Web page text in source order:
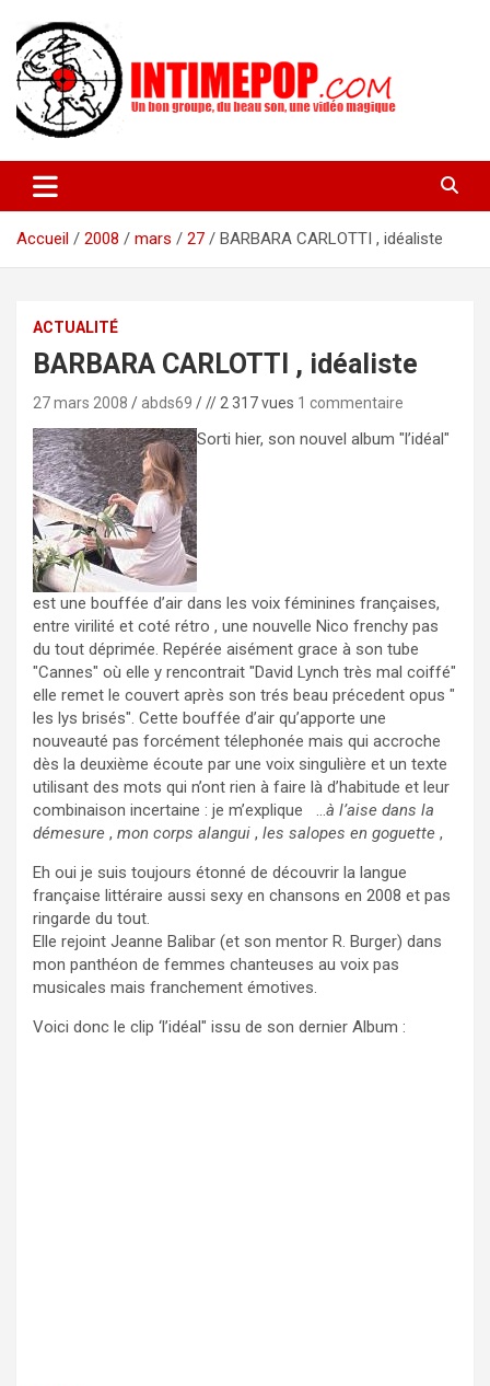
contenu
intimepop.com
actuelles pop rock, post-rock, indé sur Lyon. rock pop concert
lyon
Accueil
2008 mars 27 BARBARA CARLOTTI , idéaliste
ACTUALITÉ
BARBARA CARLOTTI , idéaliste
27 mars 2008 abds69 // 2 317 vues 1 commentaire
Sorti hier, son nouvel album "l’idéal"
est une bouffée d’air dans les voix féminines françaises,
entre virilité et coté rétro , une nouvelle Nico frenchy pas
du tout déprimée. Repérée aisément grace à son tube
"Cannes" où elle y rencontrait "David Lynch très mal coiffé"
elle remet le couvert après son trés beau précedent opus "
les lys brisés". Cette bouffée d’air qu’apporte une
nouveauté pas forcément télephonée mais qui accroche
dès la deuxième écoute par une voix singulière et un texte
utilisant des mots qui n’ont rien à faire là d’habitude et leur
combinaison incertaine : je m’explique …à l’aise dans la
démesure , mon corps alangui , les salopes en goguette ,
Eh oui je suis toujours étonné de découvrir la langue
française littéraire aussi sexy en chansons en 2008 et pas
ringarde du tout.
Elle rejoint Jeanne Balibar (et son mentor R. Burger) dans
mon panthéon de femmes chanteuses au voix pas
musicales mais franchement émotives.
Voici donc le clip ‘l’idéal" issu de son dernier Album :